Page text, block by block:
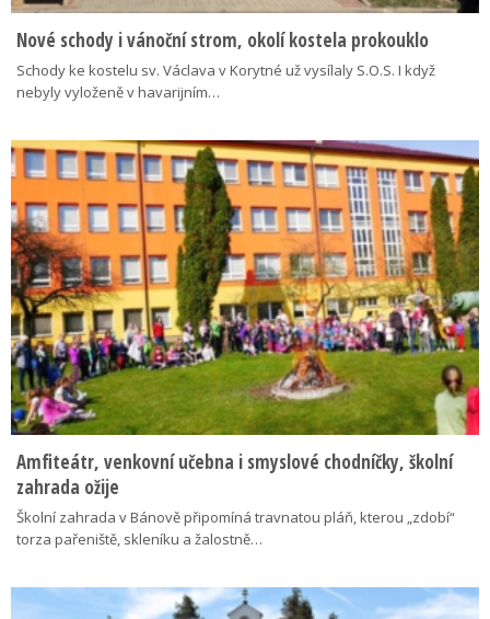
Nové schody i vánoční strom, okolí kostela prokouklo
Schody ke kostelu sv. Václava v Korytné už vysílaly S.O.S. I když
nebyly vyloženě v havarijním…
Amfiteátr, venkovní učebna i smyslové chodníčky, školní
zahrada ožije
Školní zahrada v Bánově připomíná travnatou pláň, kterou „zdobí“
torza pařeniště, skleníku a žalostně…